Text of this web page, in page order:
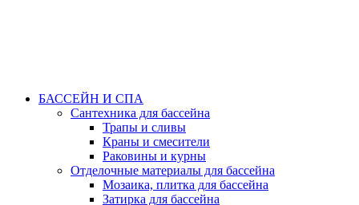
БАССЕЙН И СПА
Сантехника для бассейна
Трапы и сливы
Краны и смесители
Раковины и курны
Отделочные материалы для бассейна
Мозаика, плитка для бассейна
Затирка для бассейна